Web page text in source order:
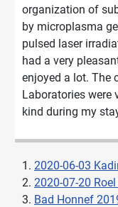
organization of
by microplasma
pulsed laser
had a very
enjoyed a lot. The
Laboratories were
kind during my
2020-06-03
2020-07-20
Bad Honnef